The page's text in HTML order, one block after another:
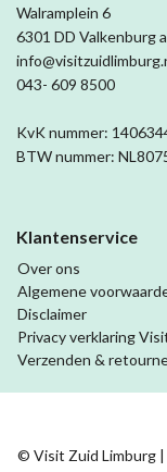
Walramplein 6
6301 DD Valkenburg
043- 609 8500
KvK nummer:
BTW nummer:
Klantenservice
Over ons
Algemene
Disclaimer
Privacy verklaring
Verzenden &
© Visit Zuid Limburg